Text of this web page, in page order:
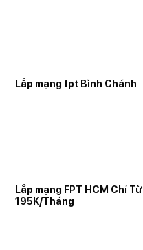
Lắp mạng fpt Bình Chánh
Lắp mạng FPT HCM Chỉ Từ
195K/Tháng